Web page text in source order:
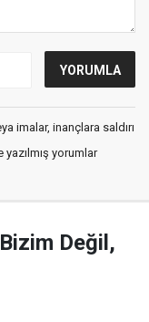
imalar, inançlara saldırı
yorumlar
Değil,